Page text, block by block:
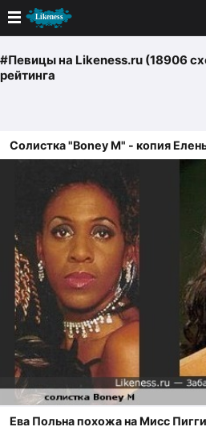
Новые
Голосование
Кандидаты
Случайное сходство 👍
Создать сходство
Для публикации необходима
Поиск
#Певицына Likeness.ru (18906
рейтинга
Солистка "Boney M" - копия
Ева Польна похожа на Мисс Пигги